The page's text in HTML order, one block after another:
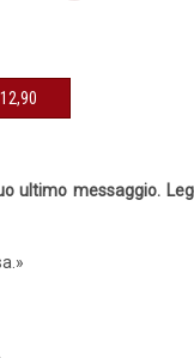
ultimo messaggio.